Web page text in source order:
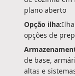
plano aberto
Opção ilha:
opções de
de base,
altas e